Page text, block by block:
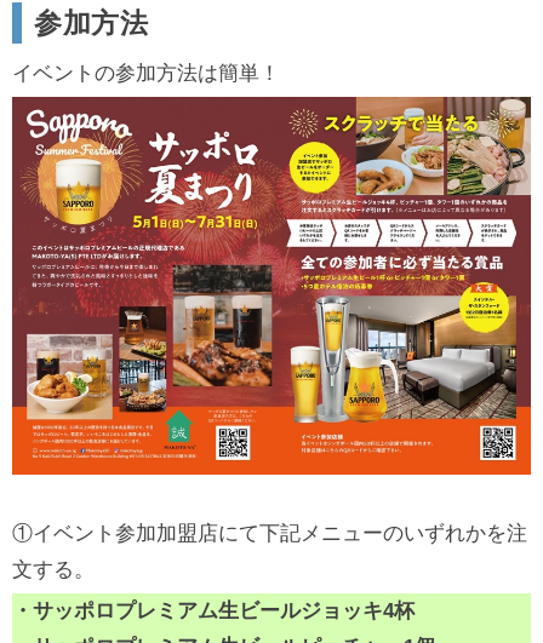
参加方法
イベントの参加方法は簡単！
①イベント参加加盟店にて下記メニューのいずれかを注
文する。
・サッポロプレミアム生ビールジョッキ4杯